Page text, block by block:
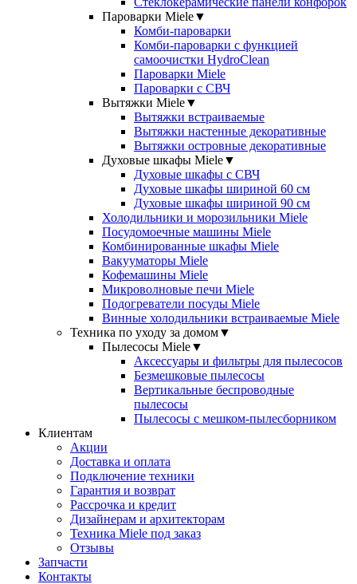
Пароварки Miele▼
Комби-пароварки
Комби-пароварки с функцией
самоочистки HydroClean
Пароварки Miele
Пароварки с СВЧ
Вытяжки Miele▼
Вытяжки встраиваемые
Вытяжки настенные декоративные
Вытяжки островные декоративные
Духовые шкафы Miele▼
Духовые шкафы с СВЧ
Духовые шкафы шириной 60 см
Духовые шкафы шириной 90 см
Холодильники и морозильники Miele
Посудомоечные машины Miele
Комбинированные шкафы Miele
Вакууматоры Miele
Кофемашины Miele
Микроволновые печи Miele
Подогреватели посуды Miele
Винные холодильники встраиваемые Miele
Техника по уходу за домом▼
Пылесосы Miele▼
Аксессуары и фильтры для пылесосов
Безмешковые пылесосы
Вертикальные беспроводные
пылесосы
Пылесосы с мешком-пылесборником
Клиентам
Акции
Доставка и оплата
Подключение техники
Гарантия и возврат
Рассрочка и кредит
Дизайнерам и архитекторам
Техника Miele под заказ
Отзывы
Запчасти
Контакты